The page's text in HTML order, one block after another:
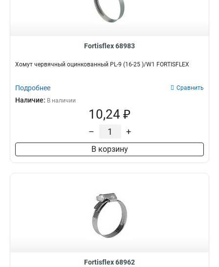
Fortisflex 68983
Хомут червячный оцинкованный PL-9 (16-25 )/W1 FORTISFLEX
Подробнее Сравнить
Наличие: В наличии
10,24 ₽
– +
В корзину
Fortisflex 68962